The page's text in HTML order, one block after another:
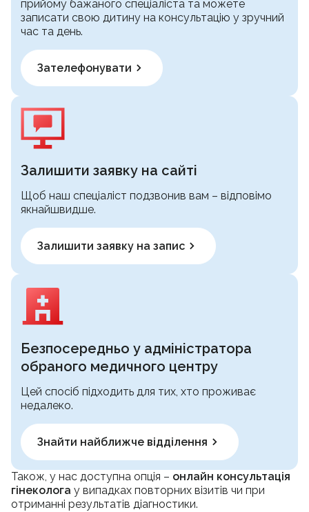
прийому бажаного спеціаліста та можете
записати свою дитину на консультацію у зручний
час та день.
Зателефонувати
Залишити заявку на сайті
Щоб наш спеціаліст подзвонив вам – відповімо
якнайшвидше.
Залишити заявку на запис
Безпосередньо у адміністратора
обраного медичного центру
Цей спосіб підходить для тих, хто проживає
недалеко.
Знайти найближче відділення
Також, у нас доступна опція – онлайн консультація
гінеколога у випадках повторних візитів чи при
отриманні результатів діагностики.